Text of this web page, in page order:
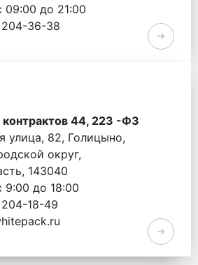
09:00 до 21:00
36-38
44, 223 -ФЗ
улица, 82, Голицыно,
округ,
143040
9:00 до 18:00
18-49